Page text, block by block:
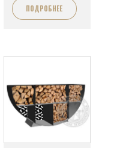
ПОДРОБНЕЕ